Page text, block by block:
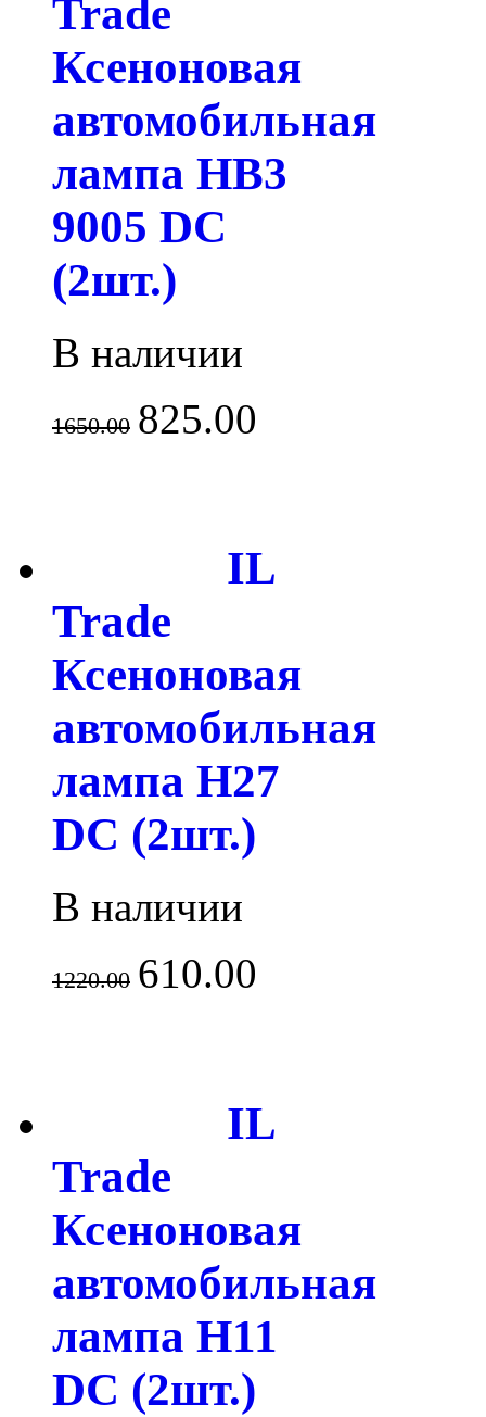
Trade
Ксеноновая
автомобильная
лампа HB3
9005 DC
(2шт.)
В наличии
1650.00 825.00
IL
Trade
Ксеноновая
автомобильная
лампа H27
DC (2шт.)
В наличии
1220.00 610.00
IL
Trade
Ксеноновая
автомобильная
лампа H11
DC (2шт.)